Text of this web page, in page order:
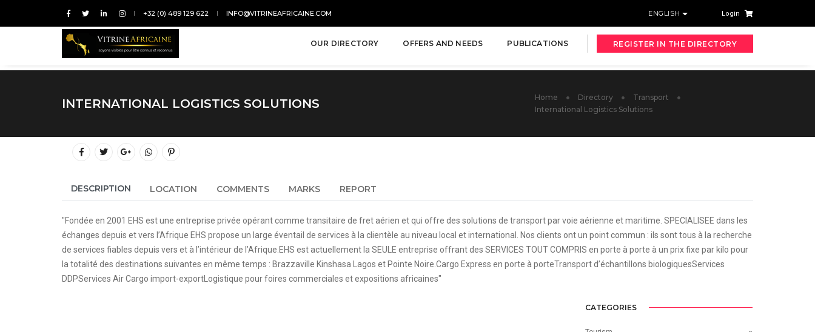
+32 (0) 489 129 622 INFO@VITRINEAFRICAINE.COM ENGLISH Login
OUR DIRECTORY OFFERS AND NEEDS PUBLICATIONS REGISTER IN THE DIRECTORY
INTERNATIONAL LOGISTICS SOLUTIONS Home Directory
Transport
International Logistics Solutions
DESCRIPTION LOCATION COMMENTS MARKS REPORT
"Fondée en 2001 EHS est une entreprise privée opérant comme transitaire de fret aérien et qui offre des solutions de transport par voie aérienne et maritime. SPECIALISEE dans les
échanges depuis et vers l’Afrique EHS propose un large éventail de services à la clientèle au niveau local et international. Nos clients ont un point commun : ils sont tous à la recherche
de services fiables depuis vers et à l’intérieur de l’Afrique.EHS est actuellement la SEULE entreprise offrant des SERVICES TOUT COMPRIS en porte à porte à un prix fixe par kilo pour
la totalité des destinations suivantes en même temps : Brazzaville Kinshasa Lagos et Pointe Noire.Cargo Express en porte à porteTransport d’échantillons biologiquesServices
DDPServices Air Cargo import-exportLogistique pour foires commerciales et expositions africaines"
CATEGORIES